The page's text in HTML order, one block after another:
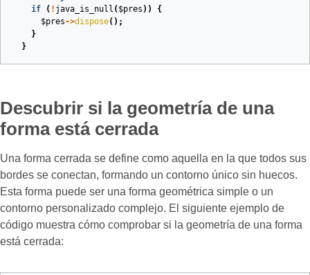
if
( ! java_is_null ( $pres ))
{
$pres->dispose();
}
}
Descubrir si la geometría de una
forma está cerrada
Una forma cerrada se define como aquella en la que todos sus
bordes se conectan, formando un contorno único sin huecos.
Esta forma puede ser una forma geométrica simple o un
contorno personalizado complejo. El siguiente ejemplo de
código muestra cómo comprobar si la geometría de una forma
está cerrada: